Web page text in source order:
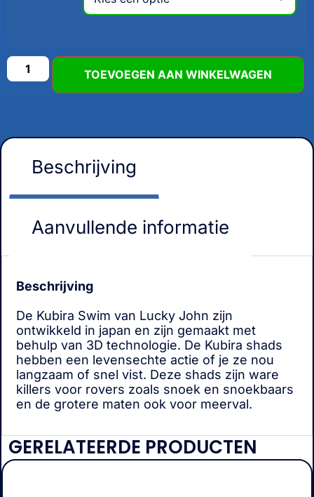
TOEVOEGEN AAN WINKELWAGEN
Beschrijving
Aanvullende informatie
Beschrijving
De Kubira Swim van Lucky John zijn
ontwikkeld in japan en zijn gemaakt met
behulp van 3D technologie. De Kubira shads
hebben een levensechte actie of je ze nou
langzaam of snel vist. Deze shads zijn ware
killers voor rovers zoals snoek en snoekbaars
en de grotere maten ook voor meerval.
GERELATEERDE PRODUCTEN